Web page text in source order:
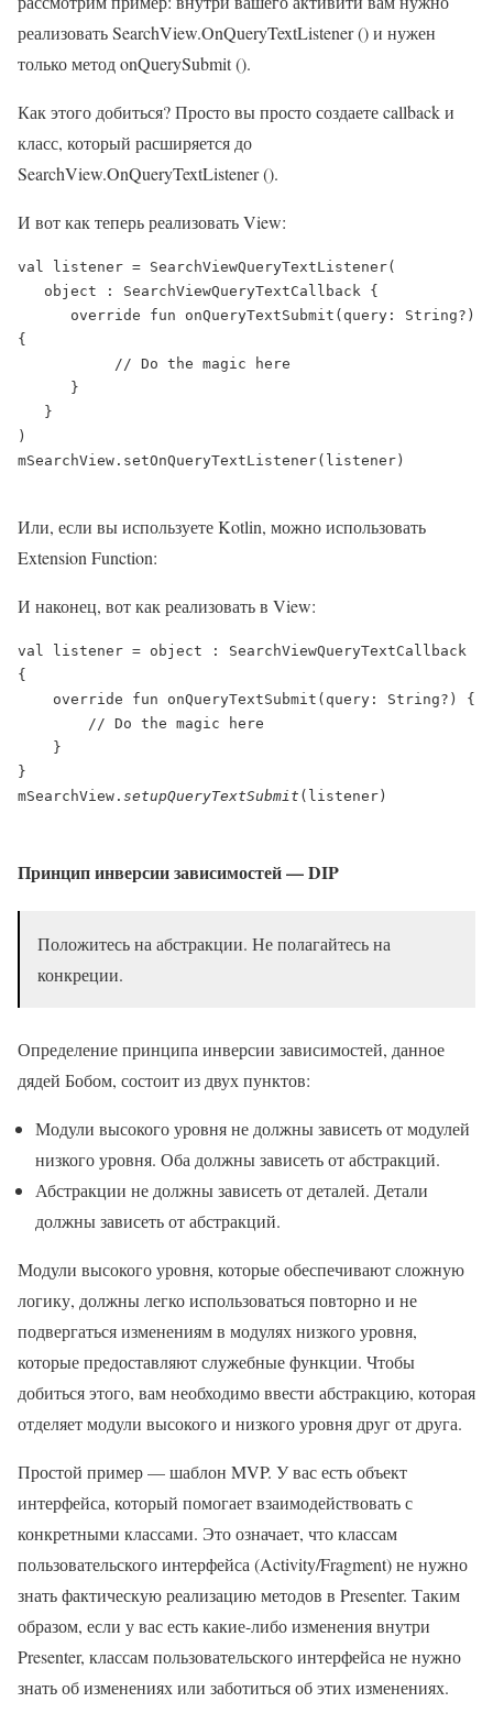
реализовать SearchView.OnQueryTextListener () и нужен
только метод onQuerySubmit ().
Как этого добиться? Просто вы просто создаете callback и
класс, который расширяется до
SearchView.OnQueryTextListener ().
И вот как теперь реализовать View:
val listener = SearchViewQueryTextListener(
{
)
mSearchView.setOnQueryTextListener(listener)
Или, если вы используете Kotlin, можно использовать
Extension Function:
И наконец, вот как реализовать в View:
val listener = object : SearchViewQueryTextCallback
{
}
mSearchView. setupQueryTextSubmit (listener)
Принцип инверсии зависимостей — DIP
Положитесь на абстракции. Не полагайтесь на
конкреции.
Определение принципа инверсии зависимостей, данное
дядей Бобом, состоит из двух пунктов:
Модули высокого уровня не должны зависеть от модулей
низкого уровня. Оба должны зависеть от абстракций.
Абстракции не должны зависеть от деталей. Детали
должны зависеть от абстракций.
Модули высокого уровня, которые обеспечивают сложную
логику, должны легко использоваться повторно и не
подвергаться изменениям в модулях низкого уровня,
которые предоставляют служебные функции. Чтобы
добиться этого, вам необходимо ввести абстракцию, которая
отделяет модули высокого и низкого уровня друг от друга.
Простой пример — шаблон MVP. У вас есть объект
интерфейса, который помогает взаимодействовать с
конкретными классами. Это означает, что классам
пользовательского интерфейса (Activity/Fragment) не нужно
знать фактическую реализацию методов в Presenter. Таким
образом, если у вас есть какие-либо изменения внутри
Presenter, классам пользовательского интерфейса не нужно
знать об изменениях или заботиться об этих изменениях.